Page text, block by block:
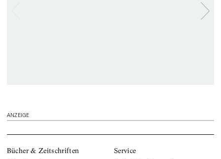
ANZEIGE
Bücher & Zeitschriften Service